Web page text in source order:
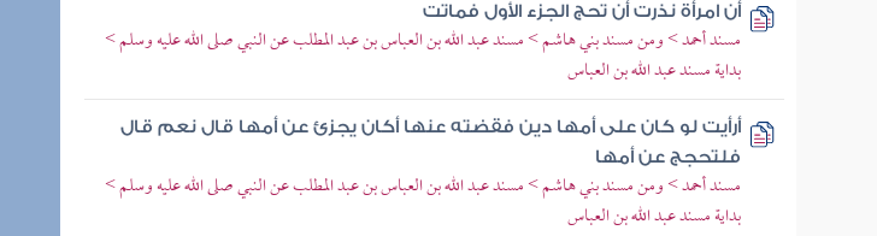
أن امرأة نذرت أن تحج الجزء الأول فماتت
مسند أحمد > ومن مسند بني هاشم > مسند عبد الله بن العباس بن عبد المطلب عن النبي صلى الله عليه وسلم >
بداية مسند عبد الله بن العباس
أرأيت لو كان على أمها دين فقضته عنها أكان يجزئ عن أمها قال نعم قال
فلتحجج عن أمها
مسند أحمد > ومن مسند بني هاشم > مسند عبد الله بن العباس بن عبد المطلب عن النبي صلى الله عليه وسلم >
بداية مسند عبد الله بن العباس